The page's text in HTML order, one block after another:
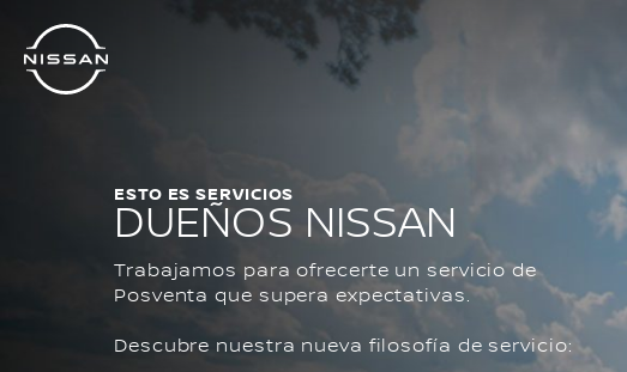
contenido
principal
DUEÑOS NISSAN
ESTO ES SERVICIOS
Trabajamos para ofrecerte un servicio de
Posventa que supera expectativas.
Descubre nuestra nueva filosofía de servicio: